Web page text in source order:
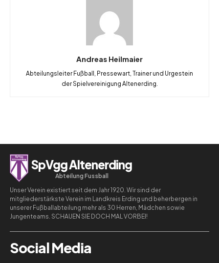
Andreas Heilmaier
Abteilungsleiter Fußball, Pressewart, Trainer und Urgestein
der Spielvereinigung Altenerding.
SpVgg Altenerding
Abteilung Fussball
Unser Verein existiert seit dem Jahr 1920. Wir sind der
mitgliederstärkste Verein im Landkreis Erding und beherbergen in
unserer Fußballabteilung mehr als 30 Herren, Mädchen sowie
Jungenteams. SCHAUEN SIE DOCH MAL VORBEI!
Social Media